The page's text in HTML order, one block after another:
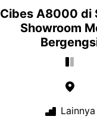
Cibes A8000 di
Showroom
Lainnya